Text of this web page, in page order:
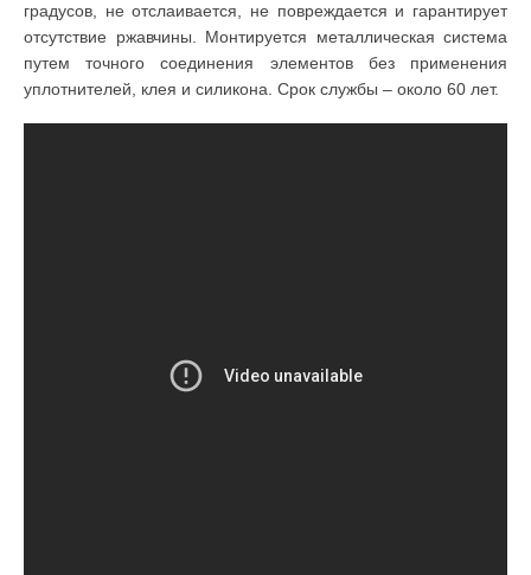
градусов, не отслаивается, не повреждается и гарантирует
отсутствие ржавчины. Монтируется металлическая система
путем точного соединения элементов без применения
уплотнителей, клея и силикона. Срок службы – около 60 лет.